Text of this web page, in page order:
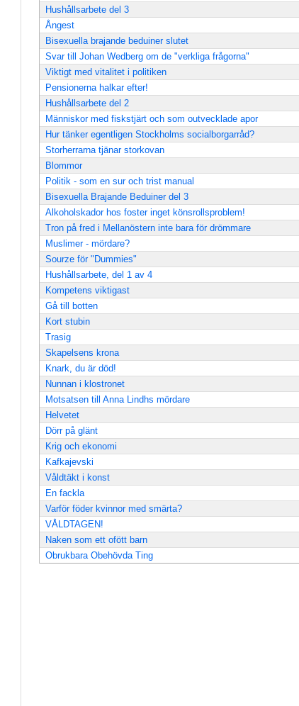
Hushållsarbete del 3
Ångest
Bisexuella brajande beduiner slutet
Svar till Johan Wedberg om de "verkliga frågorna"
Viktigt med vitalitet i politiken
Pensionerna halkar efter!
Hushållsarbete del 2
Människor med fiskstjärt och som outvecklade apor
Hur tänker egentligen Stockholms socialborgarråd?
Storherrarna tjänar storkovan
Blommor
Politik - som en sur och trist manual
Bisexuella Brajande Beduiner del 3
Alkoholskador hos foster inget könsrollsproblem!
Tron på fred i Mellanöstern inte bara för drömmare
Muslimer - mördare?
Sourze för "Dummies"
Hushållsarbete, del 1 av 4
Kompetens viktigast
Gå till botten
Kort stubin
Trasig
Skapelsens krona
Knark, du är död!
Nunnan i klostronet
Motsatsen till Anna Lindhs mördare
Helvetet
Dörr på glänt
Krig och ekonomi
Kafkajevski
Våldtäkt i konst
En fackla
Varför föder kvinnor med smärta?
VÅLDTAGEN!
Naken som ett ofött barn
Obrukbara Obehövda Ting